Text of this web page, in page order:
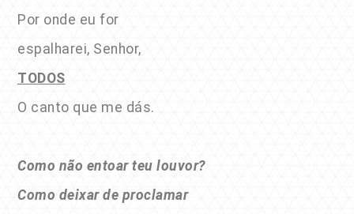
Por onde eu for
espalharei, Senhor,
TODOS
O canto que me dás.
Como não entoar teu louvor?
Como deixar de proclamar